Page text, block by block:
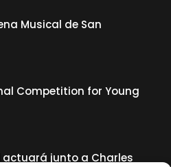
Musical de San
Competition for Young
actuará junto a Charles